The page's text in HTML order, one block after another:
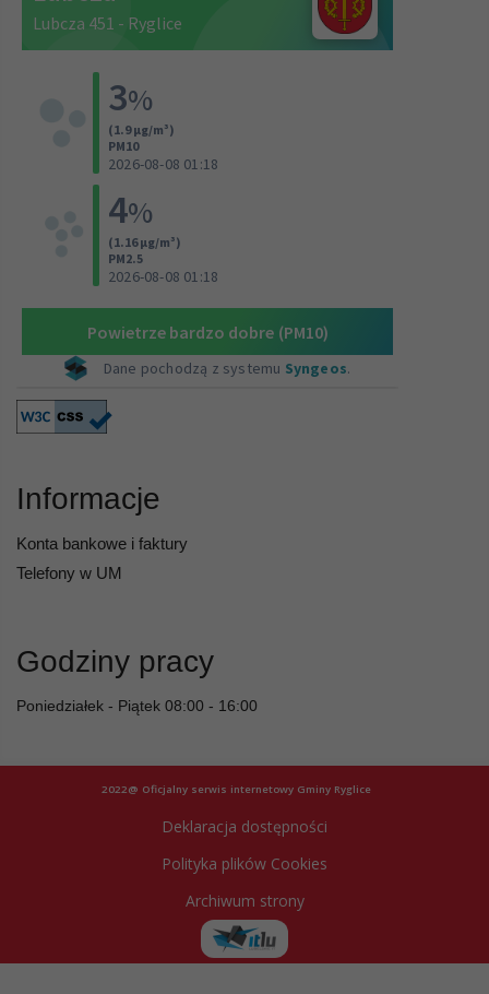
Informacje
Konta bankowe i faktury
Telefony w UM
Godziny pracy
Poniedziałek - Piątek 08:00 - 16:00
2022@ Oficjalny serwis internetowy Gminy Ryglice
Deklaracja dostępności
Polityka plików Cookies
Archiwum strony